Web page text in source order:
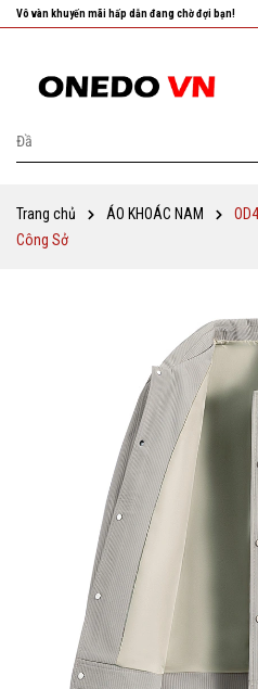
Nhanh tay chọn cho mình những sản phẩm ưng ý
Trang chủ ÁO KHOÁC NAM
Công Sở